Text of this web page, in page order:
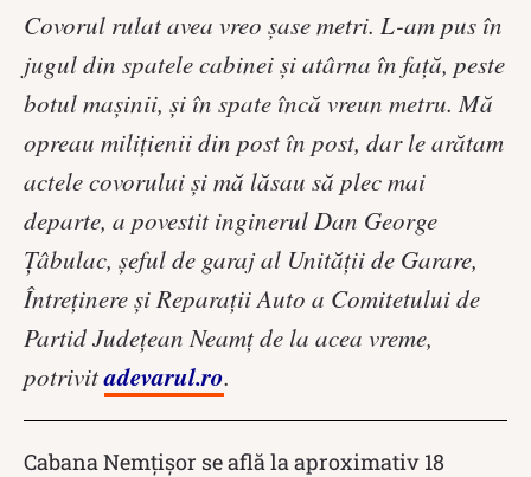
Covorul rulat avea vreo şase metri. L-am pus în
jugul din spatele cabinei şi atârna în faţă, peste
botul maşinii, şi în spate încă vreun metru. Mă
opreau miliţienii din post în post, dar le arătam
actele covorului şi mă lăsau să plec mai
departe, a povestit inginerul Dan George
Ţâbulac, şeful de garaj al Unităţii de Garare,
Întreţinere şi Reparaţii Auto a Comitetului de
Partid Judeţean Neamţ de la acea vreme,
potrivitadevarul.ro.
Cabana Nemţişor se află la aproximativ 18